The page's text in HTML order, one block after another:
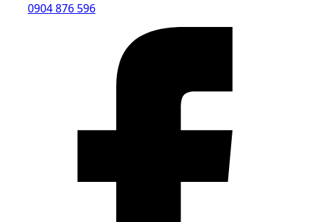
0904 876 596